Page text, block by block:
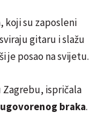
koji su zaposleni
gitaru i slažu
je posao na svijetu.
Zagrebu, ispričala
ugovorenog braka.